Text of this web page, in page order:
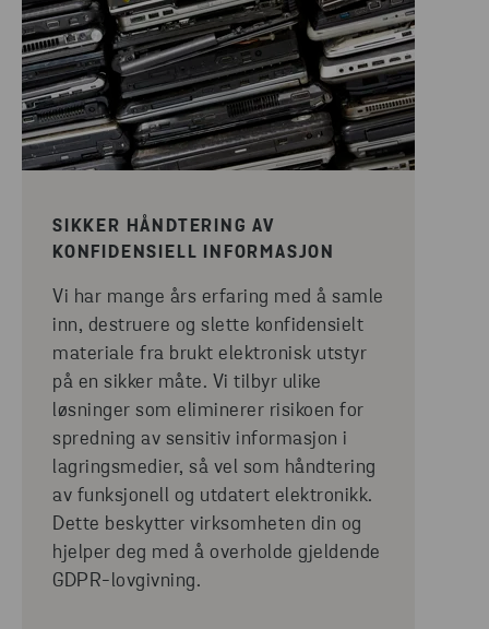
SIKKER HÅNDTERING AV
KONFIDENSIELL INFORMASJON
Vi har mange års erfaring med å samle
inn, destruere og slette konfidensielt
materiale fra brukt elektronisk utstyr
på en sikker måte. Vi tilbyr ulike
løsninger som eliminerer risikoen for
spredning av sensitiv informasjon i
lagringsmedier, så vel som håndtering
av funksjonell og utdatert elektronikk.
Dette beskytter virksomheten din og
hjelper deg med å overholde gjeldende
GDPR-lovgivning.